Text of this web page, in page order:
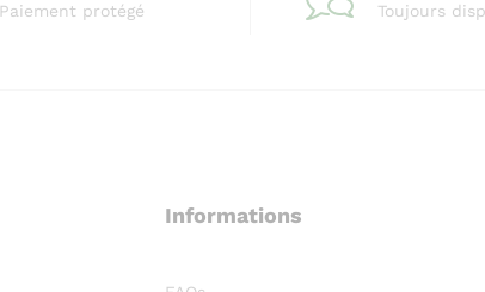
Paiement protégé Toujours
Informations